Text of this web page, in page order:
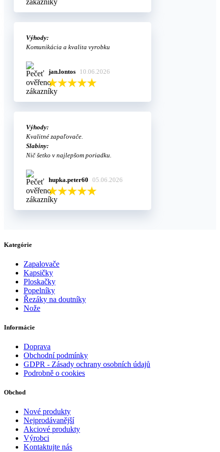
Výhody:
Komunikácia a kvalita vyrobku
jan.lontos 10.06.2026
Výhody:
Kvalitné zapaľovače.
Slabiny:
Nič šetko v najlepšom poriadku.
hupka.peter60 05.06.2026
Kategórie
Zapalovače
Kapsičky
Ploskačky
Popelníky
Řezáky na doutníky
Nože
Informácie
Doprava
Obchodní podmínky
GDPR - Zásady ochrany osobních údajů
Podrobně o cookies
Obchod
Nové produkty
Nejprodávanější
Akciové produkty
Výrobci
Kontaktujte nás